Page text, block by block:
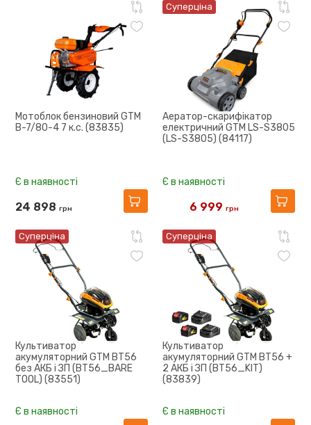
Мотоблок бензиновий GTM
B-7/80-4 7 к.с. (83835)
Є в наявності
24 898 грн
Суперціна
Аератор-скарифікатор
електричний GTM LS-S3805
(LS-S3805) (84117)
Є в наявності
7 807
6 999 грн
Суперціна
Культиватор
акумуляторний GTM BT56
без АКБ і ЗП (BT56_BARE
TOOL) (83551)
Є в наявності
Суперціна
Культиватор
акумуляторний GTM BT56 +
2 АКБ і ЗП (BT56_KIT)
(83839)
Є в наявності